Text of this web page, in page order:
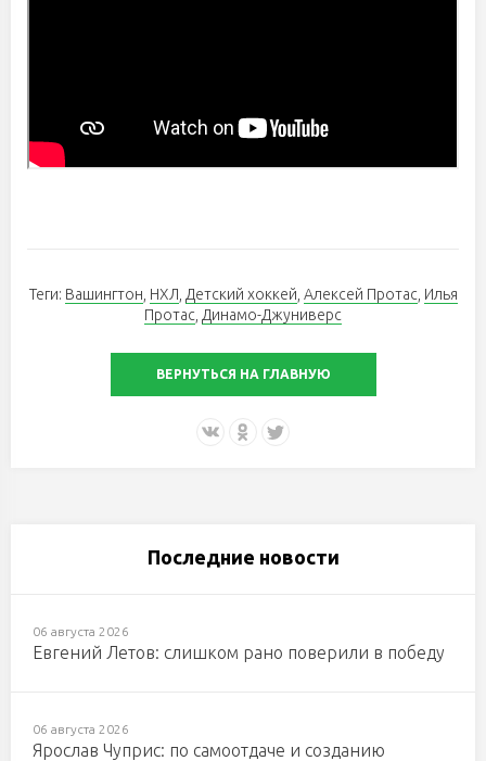
Теги: Вашингтон НХЛ Детский хоккей Алексей Протас Илья
Протас Динамо-Джуниверс
ВЕРНУТЬСЯ НА ГЛАВНУЮ
Последние новости
06 августа 2026
Евгений Летов: слишком рано поверили в победу
06 августа 2026
Ярослав Чуприс: по самоотдаче и созданию